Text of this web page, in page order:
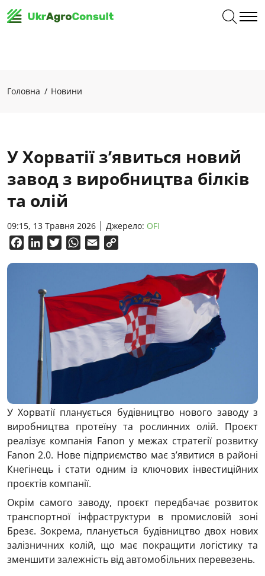
Головна Новини
У Хорватії з’явиться новий
завод з виробництва білків
та олій
09:15, 13 Травня 2026 Джерело: OFI
FacebookLinkedInTwitterWhatsApp
Email
У Хорватії планується будівництво нового заводу з
виробництва протеїну та рослинних олій. Проєкт
реалізує компанія Fanon у межах стратегії розвитку
Fanon 2.0. Нове підприємство має з’явитися в районі
Кнегінець і стати одним із ключових інвестиційних
проєктів компанії.
Окрім самого заводу, проєкт передбачає розвиток
транспортної інфраструктури в промисловій зоні
Брезє. Зокрема, планується будівництво двох нових
залізничних колій, що має покращити логістику та
зменшити залежність від автомобільних перевезень.